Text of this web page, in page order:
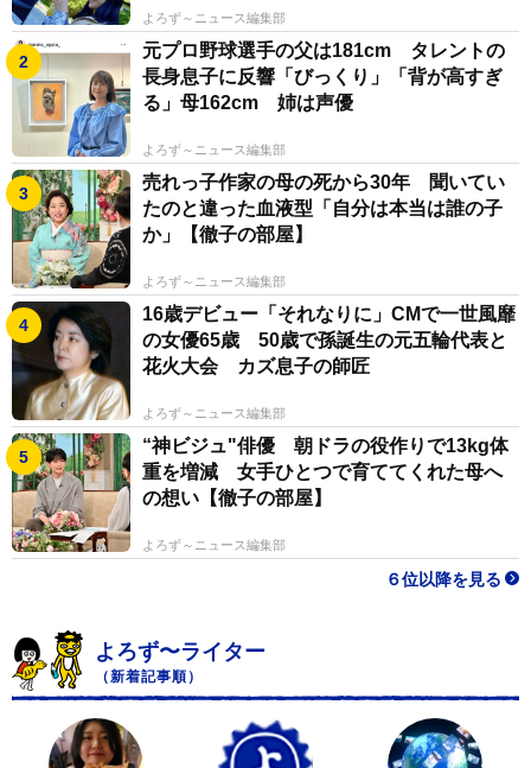
よろず～ニュース編集部
元プロ野球選手の父は181cm タレントの
長身息子に反響「びっくり」「背が高すぎ
る」母162cm 姉は声優
よろず～ニュース編集部
売れっ子作家の母の死から30年 聞いてい
たのと違った血液型「自分は本当は誰の子
か」【徹子の部屋】
よろず～ニュース編集部
16歳デビュー「それなりに」CMで一世風靡
の女優65歳 50歳で孫誕生の元五輪代表と
花火大会 カズ息子の師匠
よろず～ニュース編集部
“神ビジュ"俳優 朝ドラの役作りで13kg体
重を増減 女手ひとつで育ててくれた母へ
の想い【徹子の部屋】
よろず～ニュース編集部
６位以降を見る
よろず〜ライター
（新着記事順）